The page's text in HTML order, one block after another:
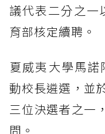
議代表二分之一
育部核定續聘。
夏威夷大學馬
動校長遴選，並
三位決選者之一
問。